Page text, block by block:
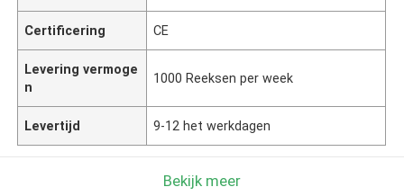
Certificering CE
Levering vermoge
n
1000 Reeksen per week
Levertijd 9-12 het werkdagen
Bekijk meer